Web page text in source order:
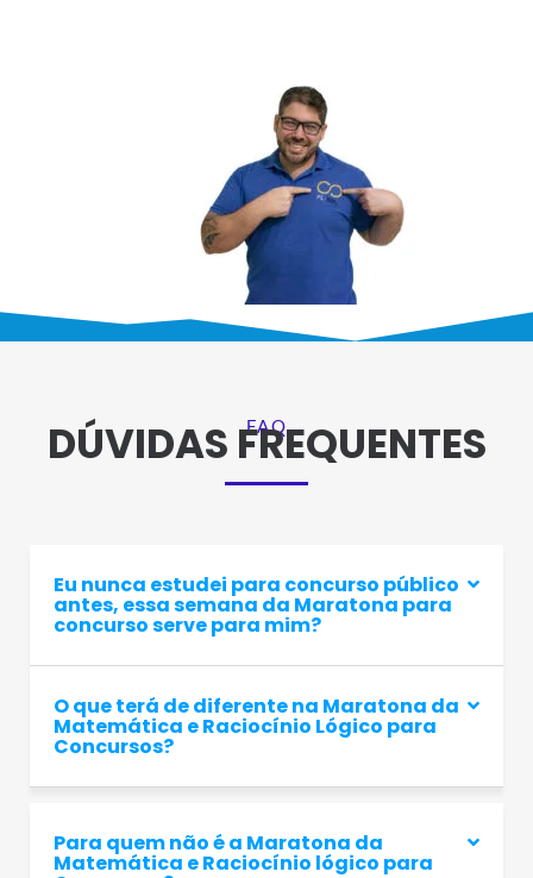
FAQ
DÚVIDAS FREQUENTES
Eu nunca estudei para concurso público
antes, essa semana da Maratona para
concurso serve para mim?
O que terá de diferente na Maratona da
Matemática e Raciocínio Lógico para
Concursos?
Para quem não é a Maratona da
Matemática e Raciocínio lógico para